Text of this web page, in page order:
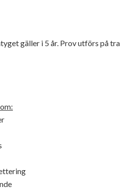
gäller i 5 år. Prov utförs på